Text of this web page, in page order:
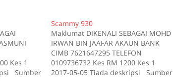
Kes 1
Sumber
Scammy 930
Maklumat DIKENALI SEBAGAI MOHD
IRWAN BIN JAAFAR AKAUN BANK
CIMB 7621647295 TELEFON
0109736732 Kes RM 1200 Kes 1
2017-05-05 Tiada deskripsi Sumber